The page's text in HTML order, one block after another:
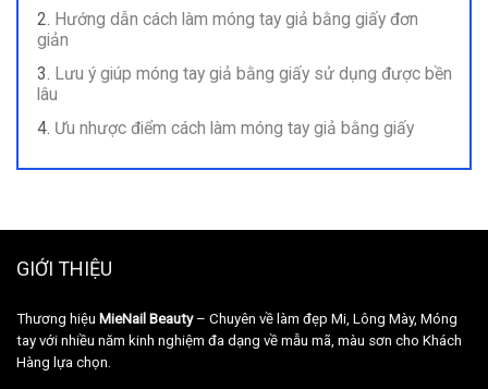
Hướng dẫn cách làm móng tay giả bằng giấy đơn
giản
Lưu ý giúp móng tay giả bằng giấy sử dụng được bền
lâu
Ưu nhược điểm cách làm móng tay giả bằng giấy
GIỚI THIỆU
Thương hiệu MieNail Beauty– Chuyên về làm đẹp Mi, Lông Mày, Móng
tay với nhiều năm kinh nghiệm đa dạng về mẫu mã, màu sơn cho Khách
Hàng lựa chọn.